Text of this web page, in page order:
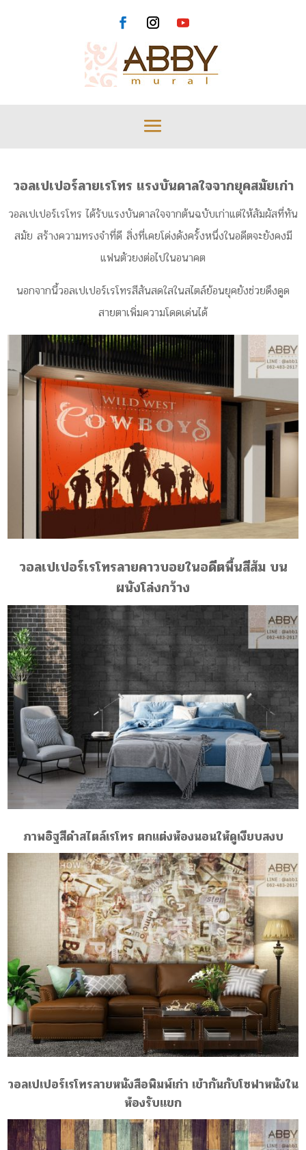
วอลเปเปอร์ลายเรโทร แรงบันดาลใจจากยุคสมัยเก่า
วอลเปเปอร์เรโทร ได้รับแรงบันดาลใจจากต้นฉบับเก่าแต่ให้สัมผัสที่ทัน
สมัย สร้างความทรงจำที่ดี สิ่งที่เคยโด่งดังครั้งหนึ่งในอดีตจะยังคงมี
แฟนตัวยงต่อไปในอนาคต
นอกจากนี้วอลเปเปอร์เรโทรสีสันสดใสในสไตล์ย้อนยุคยังช่วยดึงดูด
สายตาเพิ่มความโดดเด่นได้
วอลเปเปอร์เรโทรลายคาวบอยในอดีตพื้นสีส้ม บน
ผนังโล่งกว้าง
ภาพอิฐสีดำสไตล์เรโทร ตกแต่งห้องนอนให้ดูเงียบสงบ
วอลเปเปอร์เรโทรลายหนังสือพิมพ์เก่า เข้ากันกับโซฟาหนังใน
ห้องรับแขก